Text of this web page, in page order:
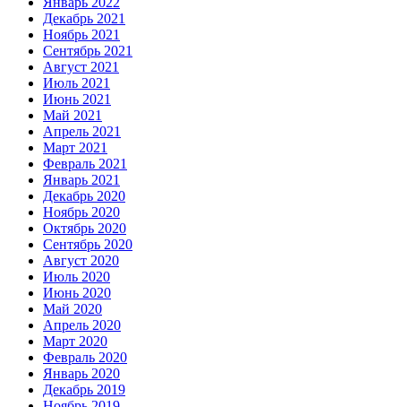
Декабрь 2021
Ноябрь 2021
Сентябрь 2021
Август 2021
Июль 2021
Июнь 2021
Май 2021
Апрель 2021
Март 2021
Февраль 2021
Январь 2021
Декабрь 2020
Ноябрь 2020
Октябрь 2020
Сентябрь 2020
Август 2020
Июль 2020
Июнь 2020
Май 2020
Апрель 2020
Март 2020
Февраль 2020
Январь 2020
Декабрь 2019